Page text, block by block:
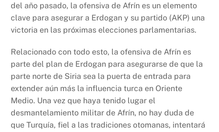
del año pasado, la ofensiva de Afrín es un elemento
clave para asegurar a Erdogan y su partido (AKP) una
victoria en las próximas elecciones parlamentarias.
Relacionado con todo esto, la ofensiva de Afrín es
parte del plan de Erdogan para asegurarse de que la
parte norte de Siria sea la puerta de entrada para
extender aún más la influencia turca en Oriente
Medio. Una vez que haya tenido lugar el
desmantelamiento militar de Afrín, no hay duda de
que Turquía, fiel a las tradiciones otomanas, intentará